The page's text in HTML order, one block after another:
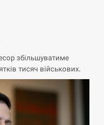
не критикувати
кризу –…
таємних зустрічей з
збільшуватиме
тисяч військових.